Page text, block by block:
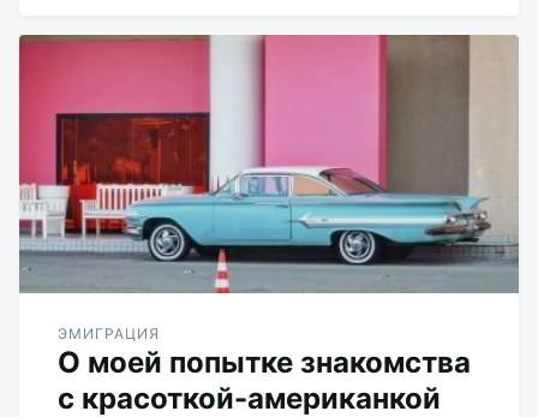
Udikov
ЭМИГРАЦИЯ
О моей попытке знакомства
с красоткой-американкой